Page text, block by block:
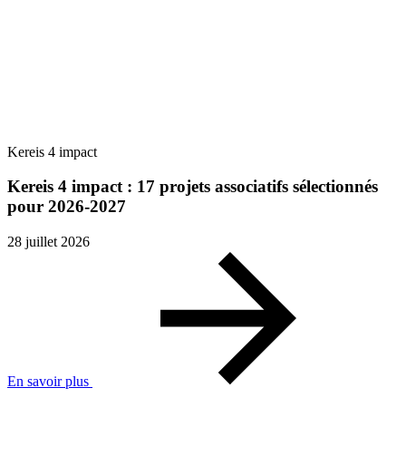
Kereis 4 impact
Kereis 4 impact : 17 projets associatifs sélectionnés
pour 2026-2027
28 juillet 2026
En savoir plus